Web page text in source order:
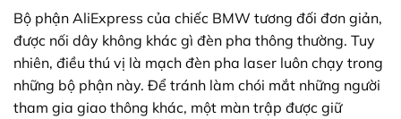
Bộ phận AliExpress của chiếc BMW tương đối đơn giản,
được nối dây không khác gì đèn pha thông thường. Tuy
nhiên, điều thú vị là mạch đèn pha laser luôn chạy trong
những bộ phận này. Để tránh làm chói mắt những người
tham gia giao thông khác, một màn trập được giữ